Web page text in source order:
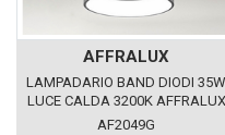
AFFRALUX
LAMPADARIO BAND DIODI 35W
LUCE CALDA 3200K AFFRALUX
ANTRACITE MEDIO
AF2049G